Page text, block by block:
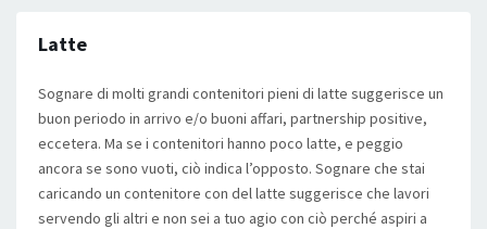
Latte
Sognare di molti grandi contenitori pieni di latte suggerisce un
buon periodo in arrivo e/o buoni affari, partnership positive,
eccetera. Ma se i contenitori hanno poco latte, e peggio
ancora se sono vuoti, ciò indica l’opposto. Sognare che stai
caricando un contenitore con del latte suggerisce che lavori
servendo gli altri e non sei a tuo agio con ciò perché aspiri a